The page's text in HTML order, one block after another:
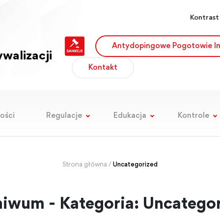
Kontrast
Antydopingowe Pogotowie
Kontakt
Regulacje Edukacja Kontrole
Strona główna / Uncategorized
- Kategoria: